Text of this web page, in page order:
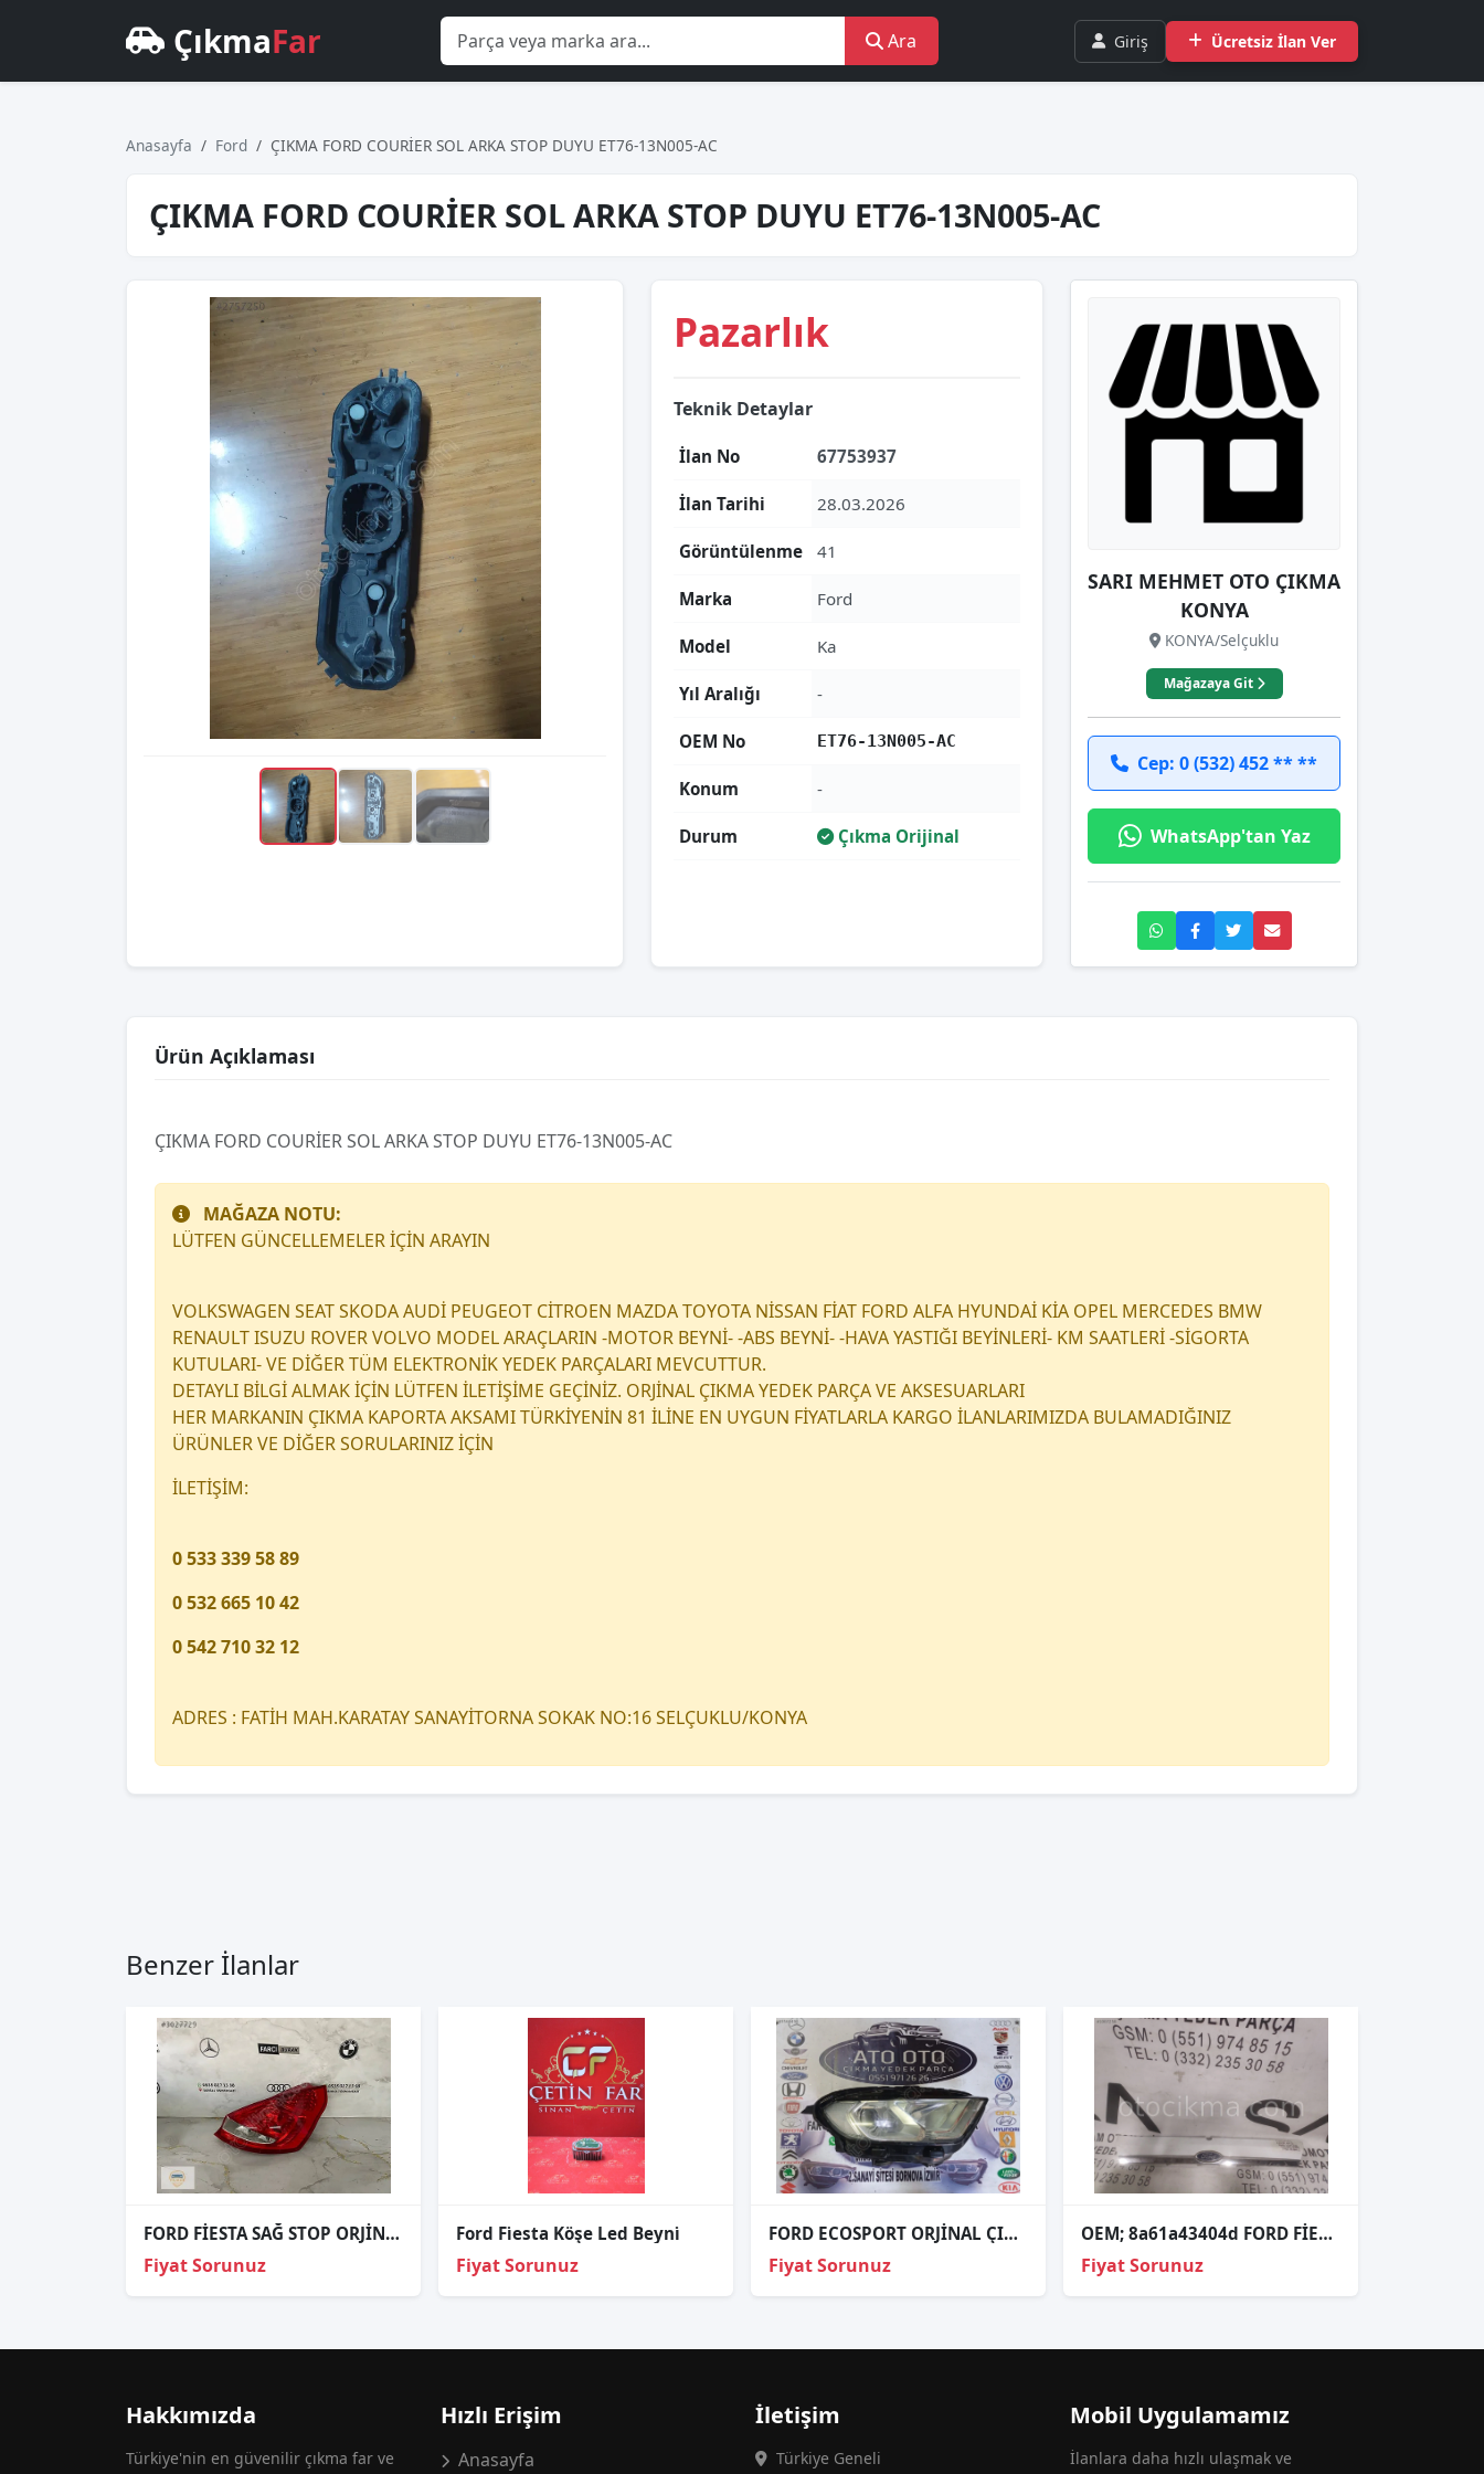
ÇıkmaFar Ara Giriş Ücretsiz İlan Ver
Anasayfa Ford ÇIKMA FORD COURİER SOL ARKA STOP DUYU ET76-13N005-AC
ÇIKMA FORD COURİER SOL ARKA STOP DUYU ET76-13N005-AC
Pazarlık
Teknik Detaylar
İlan No 67753937
İlan Tarihi 28.03.2026
Görüntülenme 41
Marka Ford
Model Ka
Yıl Aralığı -
OEM No ET76-13N005-AC
Konum -
Durum Çıkma Orijinal
SARI MEHMET OTO ÇIKMA
KONYA
KONYA/Selçuklu
Mağazaya Git
Cep: 0 (532) 452 ** **
WhatsApp'tan Yaz
Ürün Açıklaması
ÇIKMA FORD COURİER SOL ARKA STOP DUYU ET76-13N005-AC
MAĞAZA NOTU:
LÜTFEN GÜNCELLEMELER İÇİN ARAYIN
VOLKSWAGEN SEAT SKODA AUDİ PEUGEOT CİTROEN MAZDA TOYOTA NİSSAN FİAT FORD ALFA HYUNDAİ KİA OPEL MERCEDES BMW
RENAULT ISUZU ROVER VOLVO MODEL ARAÇLARIN -MOTOR BEYNİ- -ABS BEYNİ- -HAVA YASTIĞI BEYİNLERİ- KM SAATLERİ -SİGORTA
KUTULARI- VE DİĞER TÜM ELEKTRONİK YEDEK PARÇALARI MEVCUTTUR.
DETAYLI BİLGİ ALMAK İÇİN LÜTFEN İLETİŞİME GEÇİNİZ. ORJİNAL ÇIKMA YEDEK PARÇA VE AKSESUARLARI
HER MARKANIN ÇIKMA KAPORTA AKSAMI TÜRKİYENİN 81 İLİNE EN UYGUN FİYATLARLA KARGO İLANLARIMIZDA BULAMADIĞINIZ
ÜRÜNLER VE DİĞER SORULARINIZ İÇİN
İLETİŞİM:
0 533 339 58 89
0 532 665 10 42
0 542 710 32 12
ADRES : FATİH MAH.KARATAY SANAYİTORNA SOKAK NO:16 SELÇUKLU/KONYA
Benzer İlanlar
FORD FİESTA SAĞ STOP ORJİNAL
Fiyat Sorunuz
Ford Fi̇esta Köşe Led Beyni̇
Fiyat Sorunuz
FORD ECOSPORT ORJİNAL ÇIKMA SAĞ FAR
Fiyat Sorunuz
OEM; 8a61a43404d FORD FİESTA 09-13 BAGAJ PLAKA LAMBA ÇERÇEVE
Fiyat Sorunuz
Hakkımızda
Türkiye'nin en güvenilir çıkma far ve
Hızlı Erişim
Anasayfa
İletişim
Türkiye Geneli
Mobil Uygulamamız
İlanlara daha hızlı ulaşmak ve